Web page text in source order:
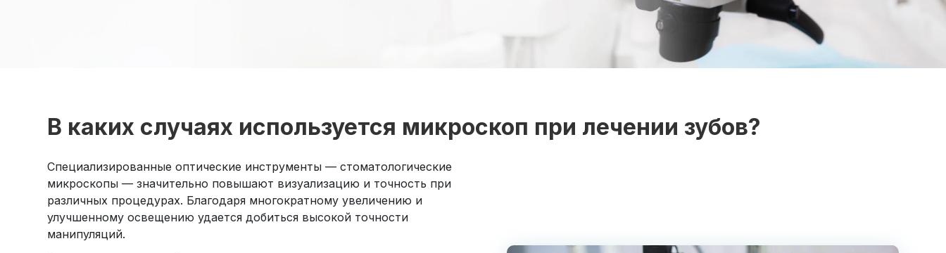
В каких случаях используется микроскоп при лечении зубов?
Специализированные оптические инструменты — стоматологические
микроскопы — значительно повышают визуализацию и точность при
различных процедурах. Благодаря многократному увеличению и
улучшенному освещению удается добиться высокой точности
манипуляций.